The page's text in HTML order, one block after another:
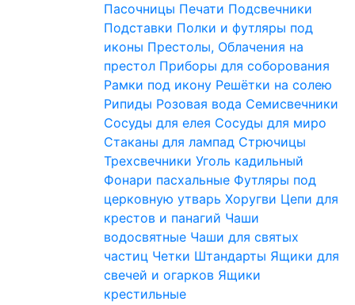
Пасочницы Печати Подсвечники
Подставки Полки и футляры под
иконы Престолы, Облачения на
престол Приборы для соборования
Рамки под икону Решётки на солею
Рипиды Розовая вода Семисвечники
Сосуды для елея Сосуды для миро
Стаканы для лампад Стрючицы
Трехсвечники Уголь кадильный
Фонари пасхальные Футляры под
церковную утварь Хоругви Цепи для
крестов и панагий Чаши
водосвятные Чаши для святых
частиц Четки Штандарты Ящики для
свечей и огарков Ящики
крестильные